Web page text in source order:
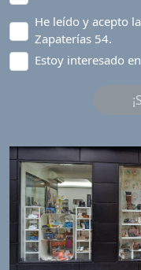
He leído y acepto la
Zapaterías 54.
Estoy interesado